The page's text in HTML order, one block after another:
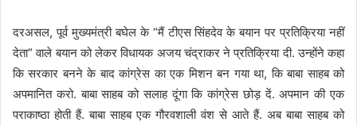
दरअसल, पूर्व मुख्यमंत्री बघेल के “मैं टीएस सिंहदेव के बयान पर प्रतिक्रिया नहीं
देता” वाले बयान को लेकर विधायक अजय चंद्राकर ने प्रतिक्रिया दी. उन्होंने कहा
कि सरकार बनने के बाद कांग्रेस का एक मिशन बन गया था, कि बाबा साहब को
अपमानित करो. बाबा साहब को सलाह दूंगा कि कांग्रेस छोड़ दें. अपमान की एक
पराकाष्ठा होती हैं. बाबा साहब एक गौरवशाली वंश से आते हैं. अब बाबा साहब को